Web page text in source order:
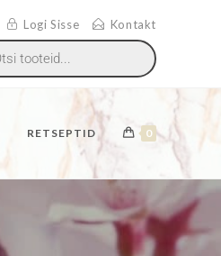
Logi Sisse Kontakt
RETSEPTID 0